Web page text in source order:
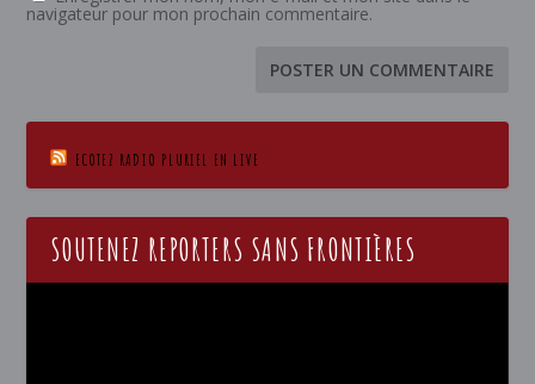
navigateur pour mon prochain commentaire.
ECOTEZ RADIO PLURIEL EN LIVE
SOUTENEZ REPORTERS SANS FRONTIÈRES